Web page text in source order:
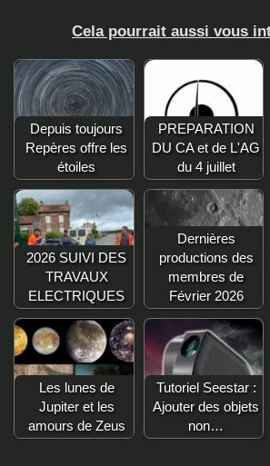
Cela pourrait aussi vous
Depuis toujours
Repères offre les
étoiles
PREPARATION
DU CA et de L'AG
du 4 juillet
2026 SUIVI DES
TRAVAUX
ELECTRIQUES
Dernières
productions des
membres de
Février 2026
Les lunes de
Jupiter et les
amours de Zeus
Tutoriel Seestar :
Ajouter des objets
non…